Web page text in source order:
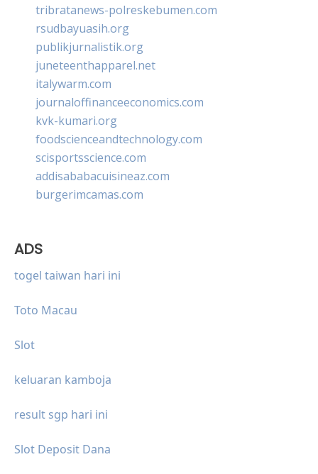
tribratanews-polreskebumen.com
rsudbayuasih.org
publikjurnalistik.org
juneteenthapparel.net
italywarm.com
journaloffinanceeconomics.com
kvk-kumari.org
foodscienceandtechnology.com
scisportsscience.com
addisababacuisineaz.com
burgerimcamas.com
ADS
togel taiwan hari ini
Toto Macau
Slot
keluaran kamboja
result sgp hari ini
Slot Deposit Dana